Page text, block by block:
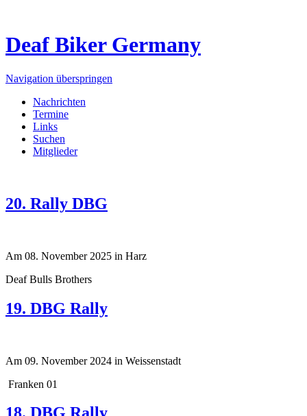
Deaf Biker Germany
Navigation überspringen
Nachrichten
Termine
Links
Suchen
Mitglieder
20. Rally DBG
Am 08. November 2025 in Harz
Deaf Bulls Brothers
19. DBG Rally
Am 09. November 2024 in Weissenstadt
Franken 01